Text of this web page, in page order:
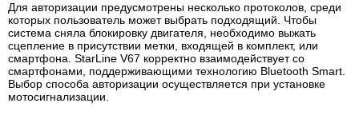
Для авторизации предусмотрены несколько протоколов, среди
которых пользователь может выбрать подходящий. Чтобы
система сняла блокировку двигателя, необходимо выжать
сцепление в присутствии метки, входящей в комплект, или
смартфона. StarLine V67 корректно взаимодействует со
смартфонами, поддерживающими технологию Bluetooth Smart.
Выбор способа авторизации осуществляется при установке
мотосигнализации.